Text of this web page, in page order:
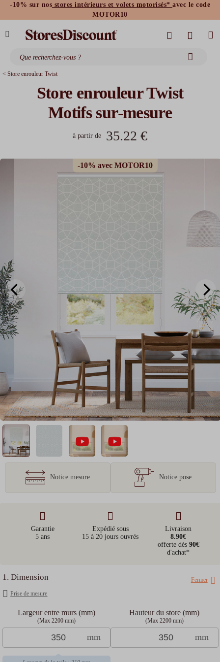
-10% sur nos stores intérieurs et volets motorisés* avec le code
MOTOR10
stores bannes standards
moustiquaires
< Store enrouleur Twist
Store enrouleur Twist
Motifs sur-mesure
à partir de 35.22 €
avec
commande)
De 100€ à
3 000€
35.75
3 000€
sans frais
De 20€ à3 000€
-10% avec MOTOR10
Notice mesure Notice pose
Garantie
5 ans
Expédié sous
15 à 20 jours ouvrés
Livraison
8.90€
offerte dès 90€
d'achat*
1. Dimension
Fermer
Prise de mesure
Largeur entre murs (mm)
(Max 2200 mm)
mm
Hauteur du store (mm)
(Max 2200 mm)
mm